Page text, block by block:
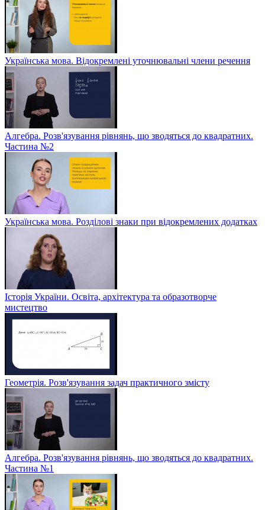
Українська мова. Відокремлені уточнювальні члени речення
Алгебра. Розв'язування рівнянь, що зводяться до квадратних.
Частина №2
Українська мова. Розділові знаки при відокремлених додатках
Історія України. Освіта, архітектура та образотворче
мистецтво
Геометрія. Розв'язування задач практичного змісту
Алгебра. Розв'язування рівнянь, що зводяться до квадратних.
Частина №1